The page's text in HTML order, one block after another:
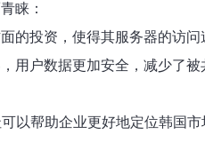
睐：
的投资，使得其服务器的访
用户数据更加安全，减少了
以帮助企业更好地定位韩国